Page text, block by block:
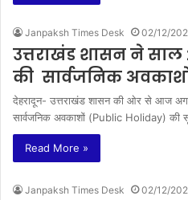
Janpaksh Times Desk 02/12/
उत्तराखंड शासन ने साल
की सार्वजनिक
देहरादून- उत्तराखंड शासन की ओर से आज
सार्वजनिक अवकाशों (Public Holiday) की
Read More »
Janpaksh Times Desk 02/12/